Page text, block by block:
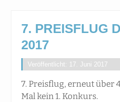
7. PREISFLUG
2017
Veröffentlicht: 17. Juni 2017
7. Preisflug, erneut über
Mal kein 1. Konkurs.